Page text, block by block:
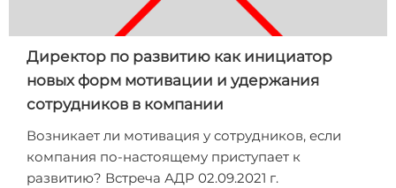
Директор по развитию как инициатор
новых форм мотивации и удержания
сотрудников в компании
Возникает ли мотивация у сотрудников, если
компания по-настоящему приступает к
развитию? Встреча АДР 02.09.2021 г.